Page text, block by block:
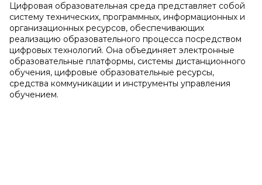
Цифровая образовательная среда представляет собой
систему технических, программных, информационных и
организационных ресурсов, обеспечивающих
реализацию образовательного процесса посредством
цифровых технологий. Она объединяет электронные
образовательные платформы, системы дистанционного
обучения, цифровые образовательные ресурсы,
средства коммуникации и инструменты управления
обучением.